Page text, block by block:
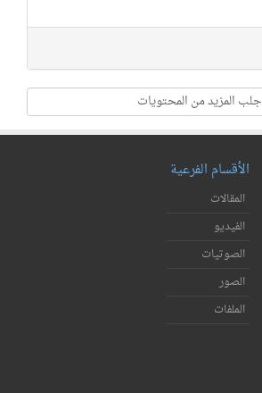
جلب المزيد من المحتويات
الأقسام الفرعية
المقالات
الفيديو
الصوتيات
الصور
الملفات